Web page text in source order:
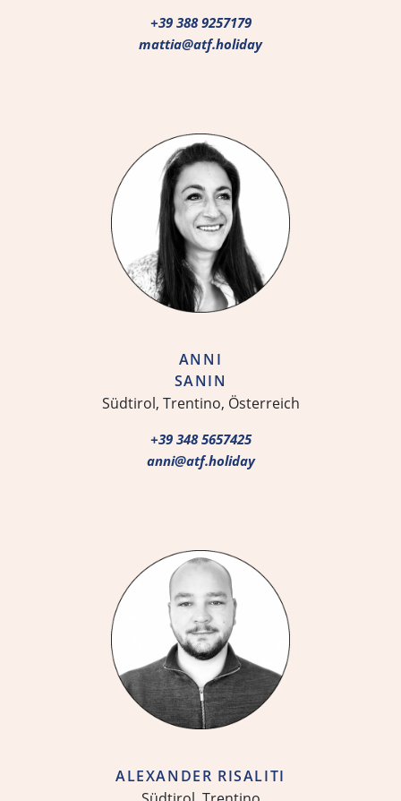
+39 388 9257179
mattia@atf.holiday
ANNI
SANIN
Südtirol, Trentino, Österreich
+39 348 5657425
anni@atf.holiday
ALEXANDER RISALITI